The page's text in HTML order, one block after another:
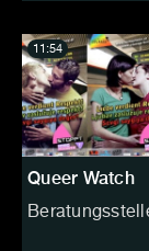
Queer Watch
11:54